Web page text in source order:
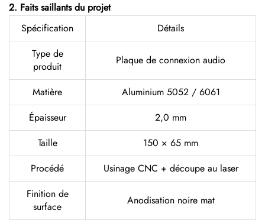
2. Faits saillants du projet
Spécification
Détails
Type de
produit
Plaque de connexion audio
Matière
Aluminium 5052 / 6061
Épaisseur
2,0 mm
Taille
150 × 65 mm
Procédé
Usinage CNC + découpe au laser
Finition de
surface
Anodisation noire mat